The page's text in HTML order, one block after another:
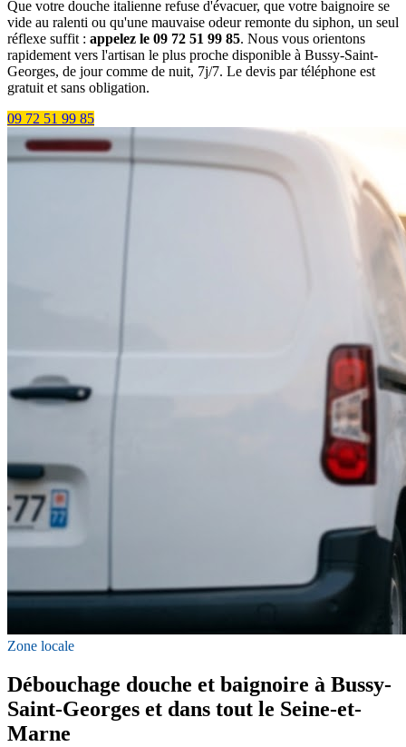
Que votre douche italienne refuse d'évacuer, que votre baignoire se
vide au ralenti ou qu'une mauvaise odeur remonte du siphon, un seul
réflexe suffit : appelez le 09 72 51 99 85. Nous vous orientons
rapidement vers l'artisan le plus proche disponible à Bussy-Saint-
Georges, de jour comme de nuit, 7j/7. Le devis par téléphone est
gratuit et sans obligation.
09 72 51 99 85
Zone locale
Débouchage douche et baignoire à Bussy-
Saint-Georges et dans tout le Seine-et-
Marne